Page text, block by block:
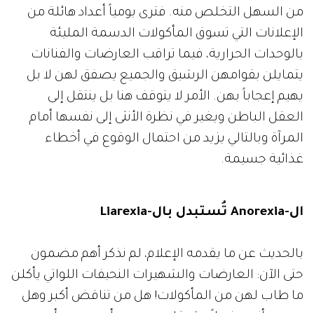
من السهل التخلص منه. فترى يومياً أعداد هائلة من
الإعلانات التي تسوق المأكولات الدسمة المليئة
بالوحدات الحرارية، فيما تراقب العارضات والفنانات
يتمايلن بقوامهن الرشيق والجميع يصفق لهن لا بل
يهيم إعجاباً بهن. الأمر لا يتوقف هنا بل ينتقل إلى
العقل الباطن ويغير في نظرة الأنثى إلى نفسها أمام
المرآة وبالتالي يزيد من احتمال الوقوع في أخطاء
غذائية جسيمة.
ال-Anorexia تُستبدل بال-Liarexia
بالحديث عن ما يقدمه الإعلام، لم نذكر أهم مضمون
حتى الآن: العارضات والشهيرات النحيفات اللواتي يأكلن
ما طاب لهن من المأكولات! هل من تناقض أكبر وهل